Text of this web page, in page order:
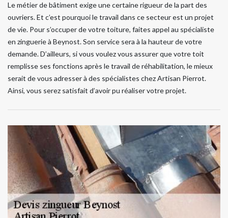
Le métier de bâtiment exige une certaine rigueur de la part des
ouvriers. Et c’est pourquoi le travail dans ce secteur est un projet
de vie. Pour s’occuper de votre toiture, faites appel au spécialiste
en zinguerie à Beynost. Son service sera à la hauteur de votre
demande. D’ailleurs, si vous voulez vous assurer que votre toit
remplisse ses fonctions après le travail de réhabilitation, le mieux
serait de vous adresser à des spécialistes chez Artisan Pierrot.
Ainsi, vous serez satisfait d’avoir pu réaliser votre projet.